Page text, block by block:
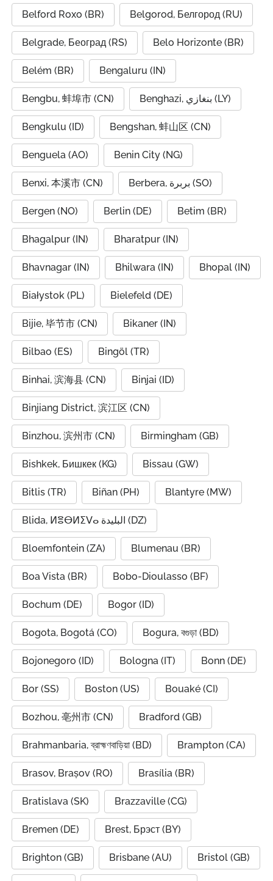
Belford Roxo (BR) Belgorod, Белгород (RU)
Belgrade, Београд (RS) Belo Horizonte (BR)
Belém (BR) Bengaluru (IN)
Bengbu, 蚌埠市 (CN) Benghazi, بنغازي (LY)
Bengkulu (ID) Bengshan, 蚌山区 (CN)
Benguela (AO) Benin City (NG)
Benxi, 本溪市 (CN) Berbera, بربرة (SO)
Bergen (NO) Berlin (DE) Betim (BR)
Bhagalpur (IN) Bharatpur (IN)
Bhavnagar (IN) Bhilwara (IN) Bhopal (IN)
Białystok (PL) Bielefeld (DE)
Bijie, 毕节市 (CN) Bikaner (IN)
Bilbao (ES) Bingöl (TR)
Binhai, 滨海县 (CN) Binjai (ID)
Binjiang District, 滨江区 (CN)
Binzhou, 滨州市 (CN) Birmingham (GB)
Bishkek, Бишкек (KG) Bissau (GW)
Bitlis (TR) Biñan (PH) Blantyre (MW)
Blida, ⵍⴻⴱⵍⵉⴸⴰ البليدة (DZ)
Bloemfontein (ZA) Blumenau (BR)
Boa Vista (BR) Bobo-Dioulasso (BF)
Bochum (DE) Bogor (ID)
Bogota, Bogotá (CO) Bogura, বগুড়া (BD)
Bojonegoro (ID) Bologna (IT) Bonn (DE)
Bor (SS) Boston (US) Bouaké (CI)
Bozhou, 亳州市 (CN) Bradford (GB)
Brahmanbaria, ব্রাহ্মণবাড়িয়া (BD) Brampton (CA)
Brasov, Brașov (RO) Brasília (BR)
Bratislava (SK) Brazzaville (CG)
Bremen (DE) Brest, Брэст (BY)
Brighton (GB) Brisbane (AU) Bristol (GB)